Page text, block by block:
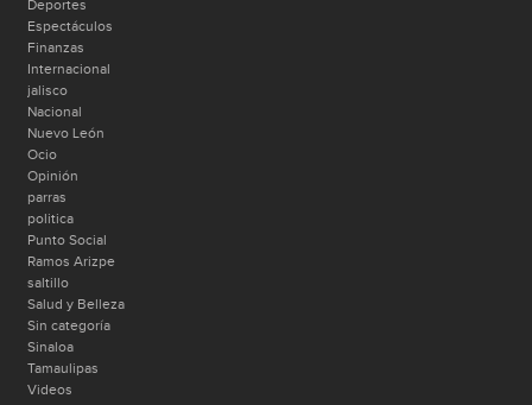
Deportes
Espectáculos
Finanzas
Internacional
jalisco
Nacional
Nuevo León
Ocio
Opinión
parras
politica
Punto Social
Ramos Arizpe
saltillo
Salud y Belleza
Sin categoría
Sinaloa
Tamaulipas
Videos